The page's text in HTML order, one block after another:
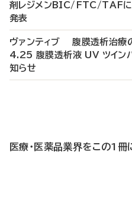
剤レジメンBIC/FTC/TAFに
発表
ヴァンティブ 腹膜透析治療
4.25 腹膜透析液 UV ツイン
知らせ
医療・医薬品業界をこの1冊